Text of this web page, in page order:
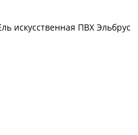
конусовидного
собой окружности разного
искусственная ПВХ Эльбрус